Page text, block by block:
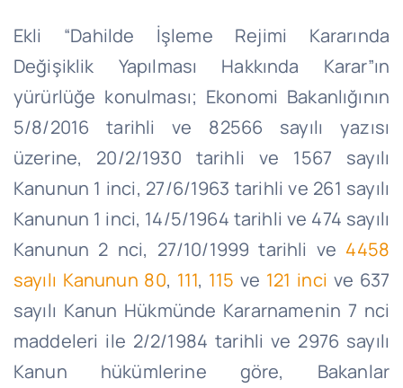
Ekli “Dahilde İşleme Rejimi Kararında
Değişiklik Yapılması Hakkında Karar”ın
yürürlüğe konulması; Ekonomi Bakanlığının
5/8/2016 tarihli ve 82566 sayılı yazısı
üzerine, 20/2/1930 tarihli ve 1567 sayılı
Kanunun 1 inci, 27/6/1963 tarihli ve 261 sayılı
Kanunun 1 inci, 14/5/1964 tarihli ve 474 sayılı
Kanunun 2 nci, 27/10/1999 tarihli ve 4458
sayılı Kanunun 80, 111, 115 ve 121 inci ve 637
sayılı Kanun Hükmünde Kararnamenin 7 nci
maddeleri ile 2/2/1984 tarihli ve 2976 sayılı
Kanun hükümlerine göre, Bakanlar